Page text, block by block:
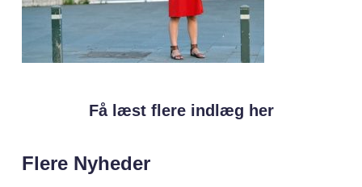
Få læst flere indlæg her
Flere Nyheder